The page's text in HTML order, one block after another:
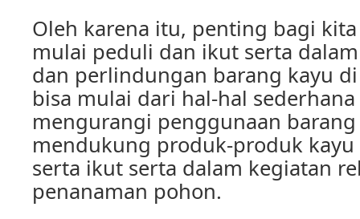
Oleh karena itu, penting bagi
mulai peduli dan ikut serta
dan perlindungan barang kayu
bisa mulai dari hal-hal
mengurangi penggunaan
mendukung produk-produk
serta ikut serta dalam kegiatan
penanaman pohon.